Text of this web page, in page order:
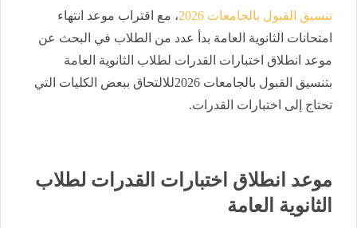
تنسيق القبول بالجامعات 2026
، مع اقتراب موعد انتهاء
امتحانات الثانوية العامة بدأ عدد من الطلاب في البحث عن
موعد انطلاق اختبارات القدرات لطلاب الثانوية العامة
بتنسيق القبول بالجامعات 2026للالتحاق ببعض الكليات التي
تحتاج إلى اختبارات القدرات.
موعد انطلاق اختبارات القدرات لطلاب
الثانوية العامة